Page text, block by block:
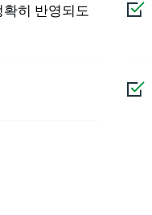
히 반영되도